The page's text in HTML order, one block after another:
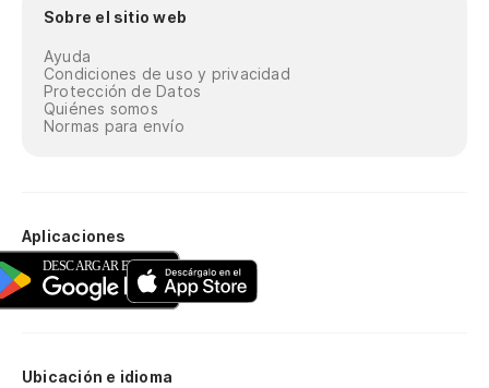
Sobre el sitio web
Ayuda
Condiciones de uso y privacidad
Protección de Datos
Quiénes somos
Normas para envío
Aplicaciones
Ubicación e idioma